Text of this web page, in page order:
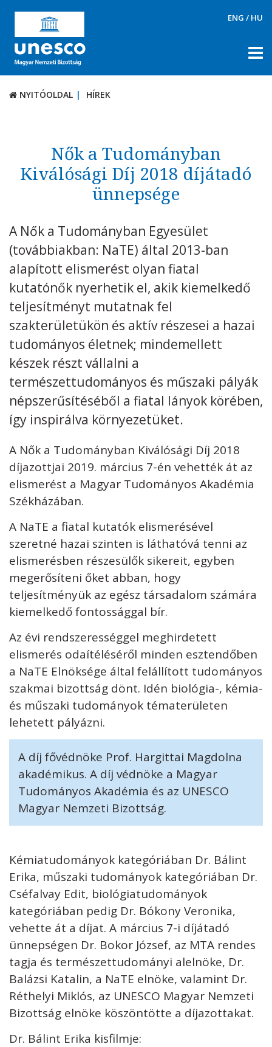
ENG / HU
NYITÓOLDAL HÍREK
TÉMÁK
DOKUMENTUMTÁR
PÁLYÁZATOK / DÍJAK
Kövess minket unescohungary
Adatkezelési tájékoztató Impresszum
Technikai információk
NYITÓOLDAL HÍREK
Nők a Tudományban
Kiválósági Díj 2018 díjátadó
ünnepsége
A Nők a Tudományban Egyesület
(továbbiakban: NaTE) által 2013-ban
alapított elismerést olyan fiatal
kutatónők nyerhetik el, akik kiemelkedő
teljesítményt mutatnak fel
szakterületükön és aktív részesei a hazai
tudományos életnek; mindemellett
készek részt vállalni a
természettudományos és műszaki pályák
népszerűsítéséből a fiatal lányok körében,
így inspirálva környezetüket.
A Nők a Tudományban Kiválósági Díj 2018
díjazottjai 2019. március 7-én vehették át az
elismerést a Magyar Tudományos Akadémia
Székházában.
A NaTE a fiatal kutatók elismerésével
szeretné hazai szinten is láthatóvá tenni az
elismerésben részesülők sikereit, egyben
megerősíteni őket abban, hogy
teljesítményük az egész társadalom számára
kiemelkedő fontossággal bír.
Az évi rendszerességgel meghirdetett
elismerés odaítéléséről minden esztendőben
a NaTE Elnöksége által felállított tudományos
szakmai bizottság dönt. Idén biológia-, kémia-
és műszaki tudományok tématerületen
lehetett pályázni.
A díj fővédnöke Prof. Hargittai Magdolna
akadémikus. A díj védnöke a Magyar
Tudományos Akadémia és az UNESCO
Magyar Nemzeti Bizottság.
Kémiatudományok kategóriában Dr. Bálint
Erika, műszaki tudományok kategóriában Dr.
Cséfalvay Edit, biológiatudományok
kategóriában pedig Dr. Bókony Veronika,
vehette át a díjat. A március 7-i díjátadó
ünnepségen Dr. Bokor József, az MTA rendes
tagja és természettudományi alelnöke, Dr.
Balázsi Katalin, a NaTE elnöke, valamint Dr.
Réthelyi Miklós, az UNESCO Magyar Nemzeti
Bizottság elnöke köszöntötte a díjazottakat.
Dr. Bálint Erika kisfilmje: